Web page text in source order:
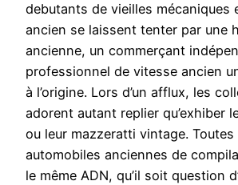
debutants de vieilles mécaniques
ancien se laissent tenter par une
ancienne, un commerçant
professionnel de vitesse ancien
à l’origine. Lors d’un afflux, les
adorent autant replier qu’exhiber
ou leur mazzeratti vintage. Toutes
automobiles anciennes de
le même ADN, qu’il soit question